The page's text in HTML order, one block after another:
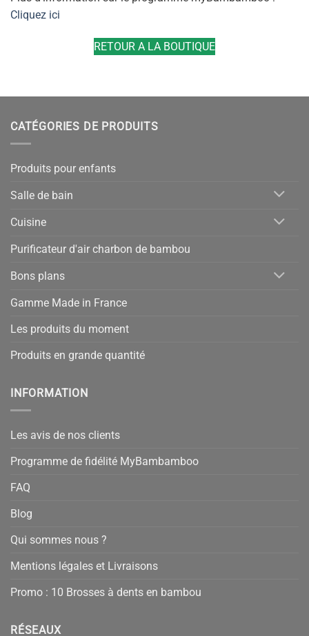
Cliquez ici
RETOUR A LA BOUTIQUE
CATÉGORIES DE PRODUITS
Produits pour enfants
Salle de bain
Cuisine
Purificateur d'air charbon de bambou
Bons plans
Gamme Made in France
Les produits du moment
Produits en grande quantité
INFORMATION
Les avis de nos clients
Programme de fidélité MyBambamboo
FAQ
Blog
Qui sommes nous ?
Mentions légales et Livraisons
Promo : 10 Brosses à dents en bambou
RÉSEAUX